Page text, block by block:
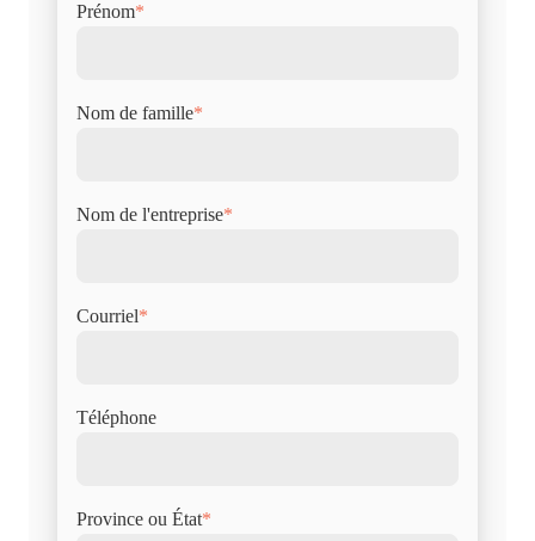
Prénom*
Nom de famille*
Nom de l'entreprise*
Courriel*
Téléphone
Province ou État*